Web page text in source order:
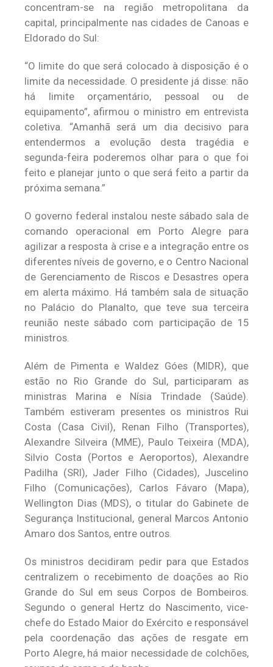
concentram-se na região metropolitana da
capital, principalmente nas cidades de Canoas e
Eldorado do Sul:
“O limite do que será colocado à disposição é o
limite da necessidade. O presidente já disse: não
há limite orçamentário, pessoal ou de
equipamento”, afirmou o ministro em entrevista
coletiva. “Amanhã será um dia decisivo para
entendermos a evolução desta tragédia e
segunda-feira poderemos olhar para o que foi
feito e planejar junto o que será feito a partir da
próxima semana.”
O governo federal instalou neste sábado sala de
comando operacional em Porto Alegre para
agilizar a resposta à crise e a integração entre os
diferentes níveis de governo, e o Centro Nacional
de Gerenciamento de Riscos e Desastres opera
em alerta máximo. Há também sala de situação
no Palácio do Planalto, que teve sua terceira
reunião neste sábado com participação de 15
ministros.
Além de Pimenta e Waldez Góes (MIDR), que
estão no Rio Grande do Sul, participaram as
ministras Marina e Nísia Trindade (Saúde).
Também estiveram presentes os ministros Rui
Costa (Casa Civil), Renan Filho (Transportes),
Alexandre Silveira (MME), Paulo Teixeira (MDA),
Silvio Costa (Portos e Aeroportos), Alexandre
Padilha (SRI), Jader Filho (Cidades), Juscelino
Filho (Comunicações), Carlos Fávaro (Mapa),
Wellington Dias (MDS), o titular do Gabinete de
Segurança Institucional, general Marcos Antonio
Amaro dos Santos, entre outros.
Os ministros decidiram pedir para que Estados
centralizem o recebimento de doações ao Rio
Grande do Sul em seus Corpos de Bombeiros.
Segundo o general Hertz do Nascimento, vice-
chefe do Estado Maior do Exército e responsável
pela coordenação das ações de resgate em
Porto Alegre, há maior necessidade de colchões,